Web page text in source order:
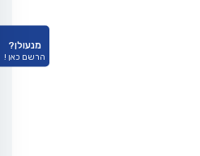
מנעולן?
הרשם כאן !